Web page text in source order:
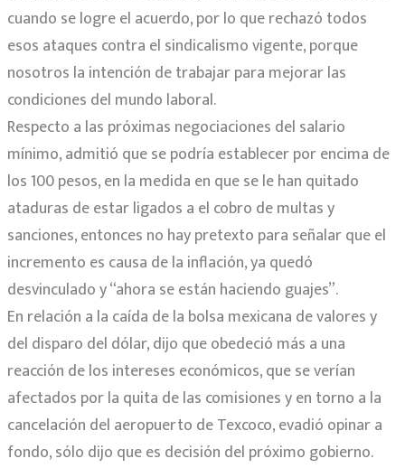
cuando se logre el acuerdo, por lo que rechazó todos
esos ataques contra el sindicalismo vigente, porque
nosotros la intención de trabajar para mejorar las
condiciones del mundo laboral.
Respecto a las próximas negociaciones del salario
mínimo, admitió que se podría establecer por encima de
los 100 pesos, en la medida en que se le han quitado
ataduras de estar ligados a el cobro de multas y
sanciones, entonces no hay pretexto para señalar que el
incremento es causa de la inflación, ya quedó
desvinculado y “ahora se están haciendo guajes”.
En relación a la caída de la bolsa mexicana de valores y
del disparo del dólar, dijo que obedeció más a una
reacción de los intereses económicos, que se verían
afectados por la quita de las comisiones y en torno a la
cancelación del aeropuerto de Texcoco, evadió opinar a
fondo, sólo dijo que es decisión del próximo gobierno.